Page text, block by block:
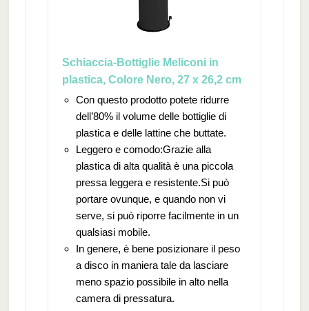
Schiaccia-Bottiglie Meliconi in
plastica, Colore Nero, 27 x 26,2 cm
Con questo prodotto potete ridurre
dell’80% il volume delle bottiglie di
plastica e delle lattine che buttate.
Leggero e comodo:Grazie alla
plastica di alta qualità è una piccola
pressa leggera e resistente.Si può
portare ovunque, e quando non vi
serve, si può riporre facilmente in un
qualsiasi mobile.
In genere, è bene posizionare il peso
a disco in maniera tale da lasciare
meno spazio possibile in alto nella
camera di pressatura.